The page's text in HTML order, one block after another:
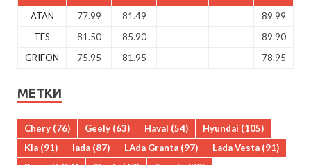
ATAN 77.99 81.49
89.99
TES
81.50 85.90
89.90
GRIFON
75.95 81.95 78.95
МЕТКИ
Chery (76) Geely (63) Haval (54) Hyundai (105)
Kia (91) lada (87) LAda Granta (97) Lada Vesta (91)